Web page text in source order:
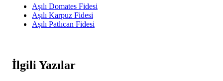
Aşılı Domates Fidesi
Aşılı Karpuz Fidesi
Aşılı Patlıcan Fidesi
İlgili Yazılar